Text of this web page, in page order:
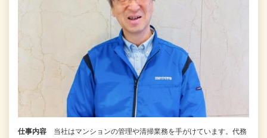
仕事内容
当社はマンションの管理や清掃業務を手がけています。代務